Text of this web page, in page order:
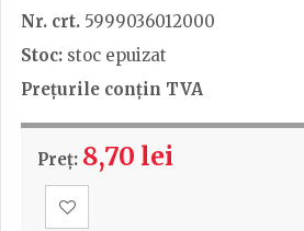
Nr. crt. 5999036012000
Stoc: stoc epuizat
Prețurile conțin TVA
Preț: 8,70 lei